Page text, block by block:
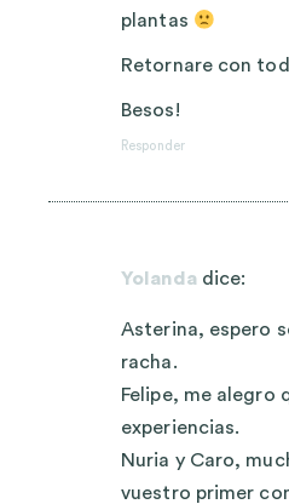
plantas
Retornare con
Besos!
Responder
Yolanda dice:
Asterina, espero
racha.
Felipe, me alegro
experiencias.
Nuria y Caro,
vuestro primer